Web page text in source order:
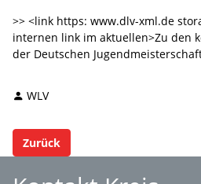
>> <link https: www.dlv-xml.de
internen link im aktuellen>Zu den
der Deutschen
WLV
Zurück